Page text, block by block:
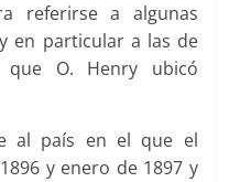
referirse a algunas
en particular a las de
que O. Henry ubicó
al país en el que el
y enero de 1897 y